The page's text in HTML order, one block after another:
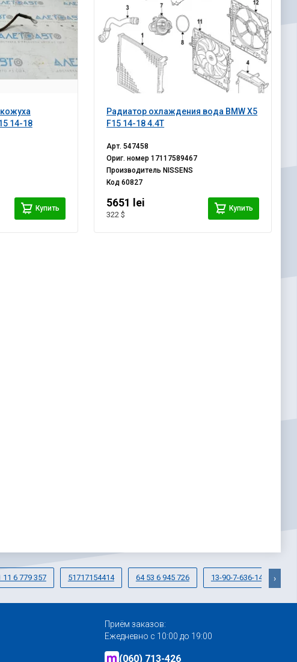
14-18
Купить
Радиатор охлаждения вода BMW X5
F15 14-18 4.4T
Арт.547458
Ориг. номер17117589467
Производитель NISSENS
Код60827
5651 lei
322 $
Купить
11 6 779 357 51717154414 64 53 6 945 726 13-90-7-636-145 ›
Приём заказов:
Ежедневно с 10:00 до 19:00
(060) 713-426